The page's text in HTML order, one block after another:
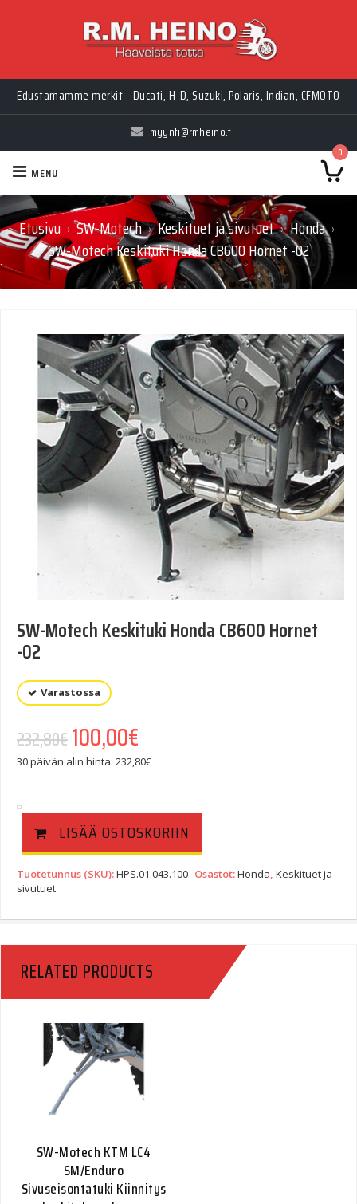
Edustamamme merkit - Ducati, H-D, Suzuki, Polaris, Indian, CFMOTO
myynti@rmheino.fi
0
MENU
Etusivu › SW-Motech › Keskituet ja sivutuet › Honda ›
SW-Motech Keskituki Honda CB600 Hornet -02
SW-Motech Keskituki Honda CB600 Hornet
-02
Varastossa
232,80€Alkuperäinen hinta oli: 232,80€.
100,00€
30 päivän alin hinta: 232,80€
LISÄÄ OSTOSKORIIN
Tuotetunnus (SKU):HPS.01.043.100 Osastot:Honda, Keskituet ja
sivutuet
RELATED PRODUCTS
SW-Motech KTM LC4
SM/Enduro
Sivuseisontatuki Kiinnitys